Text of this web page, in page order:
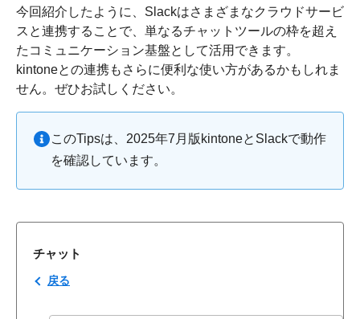
チャット
戻る
今回紹介したように、Slackはさまざまなクラウドサービ
スと連携することで、単なるチャットツールの枠を超え
たコミュニケーション基盤として活用できます。
kintoneとの連携もさらに便利な使い方があるかもしれま
せん。ぜひお試しください。
このTipsは、2025年7月版kintoneとSlackで動作
を確認しています。